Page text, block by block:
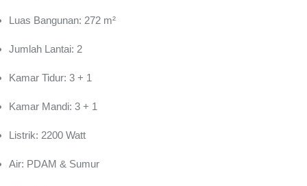
Luas Bangunan: 272 m²
Jumlah Lantai: 2
Kamar Tidur: 3 + 1
Kamar Mandi: 3 + 1
Listrik: 2200 Watt
Air: PDAM & Sumur